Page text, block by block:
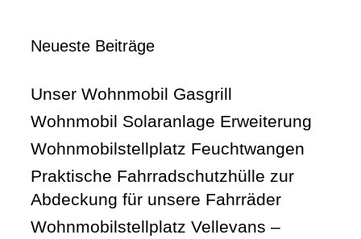
Neueste Beiträge
Unser Wohnmobil Gasgrill
Wohnmobil Solaranlage Erweiterung
Wohnmobilstellplatz Feuchtwangen
Praktische Fahrradschutzhülle zur
Abdeckung für unsere Fahrräder
Wohnmobilstellplatz Vellevans –